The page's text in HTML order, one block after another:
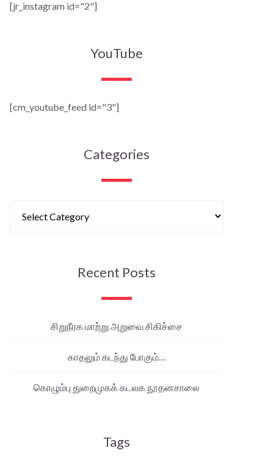
[jr_instagram id="2"]
YouTube
[cm_youtube_feed id="3"]
Categories
Recent Posts
சிறுநீரக மாற்று அறுவை சிகிச்சை
காதலும் கடந்து போகும்…
கொழும்பு துறைமுகக் கடலக நூதனசாலை
Tags